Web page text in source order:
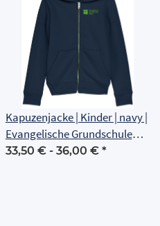
Kapuzenjacke | Kinder | navy |
Evangelische Grundschule
Erfurt
33,50 € - 36,00 € *